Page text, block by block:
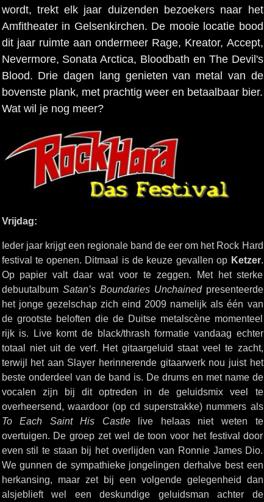
wordt, trekt elk jaar duizenden bezoekers naar het
Amfitheater in Gelsenkirchen. De mooie locatie bood
dit jaar ruimte aan ondermeer Rage, Kreator, Accept,
Nevermore, Sonata Arctica, Bloodbath en The Devil's
Blood. Drie dagen lang genieten van metal van de
bovenste plank, met prachtig weer en betaalbaar bier.
Wat wil je nog meer?
Vrijdag:
Ieder jaar krijgt een regionale band de eer om het Rock Hard
festival te openen. Ditmaal is de keuze gevallen op Ketzer.
Op papier valt daar wat voor te zeggen. Met het sterke
debuutalbum Satan’s Boundaries Unchainedpresenteerde
het jonge gezelschap zich eind 2009 namelijk als één van
de grootste beloften die de Duitse metalscène momenteel
rijk is. Live komt de black/thrash formatie vandaag echter
totaal niet uit de verf. Het gitaargeluid staat veel te zacht,
terwijl het aan Slayer herinnerende gitaarwerk nou juist het
beste onderdeel van de band is. De drums en met name de
vocalen zijn bij dit optreden in de geluidsmix veel te
overheersend, waardoor (op cd superstrakke) nummers als
To Each Saint His Castlelive helaas niet weten te
overtuigen. De groep zet wel de toon voor het festival door
even stil te staan bij het overlijden van Ronnie James Dio.
We gunnen de sympathieke jongelingen derhalve best een
herkansing, maar zet bij een volgende gelegenheid dan
alsjeblieft wel een deskundige geluidsman achter de